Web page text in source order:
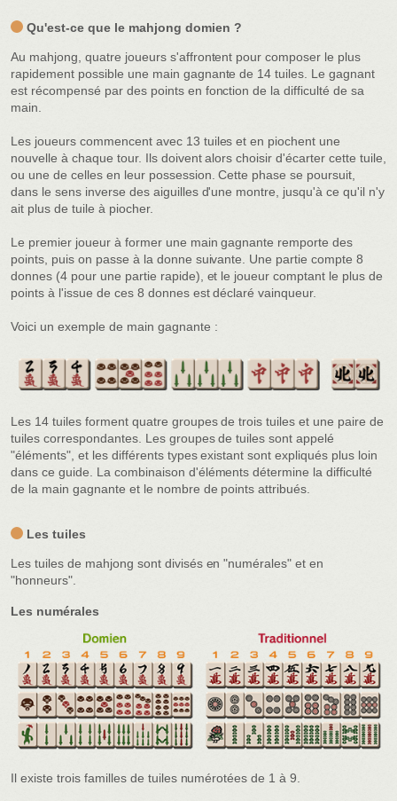
Qu'est-ce que le mahjong domien ?
Au mahjong, quatre joueurs s'affrontent pour composer le plus
rapidement possible une main gagnante de 14 tuiles. Le gagnant
est récompensé par des points en fonction de la difficulté de sa
main.
Les joueurs commencent avec 13 tuiles et en piochent une
nouvelle à chaque tour. Ils doivent alors choisir d'écarter cette tuile,
ou une de celles en leur possession. Cette phase se poursuit,
dans le sens inverse des aiguilles d'une montre, jusqu'à ce qu'il n'y
ait plus de tuile à piocher.
Le premier joueur à former une main gagnante remporte des
points, puis on passe à la donne suivante. Une partie compte 8
donnes (4 pour une partie rapide), et le joueur comptant le plus de
points à l'issue de ces 8 donnes est déclaré vainqueur.
Voici un exemple de main gagnante :
Les 14 tuiles forment quatre groupes de trois tuiles et une paire de
tuiles correspondantes. Les groupes de tuiles sont appelé
"éléments", et les différents types existant sont expliqués plus loin
dans ce guide. La combinaison d'éléments détermine la difficulté
de la main gagnante et le nombre de points attribués.
Les tuiles
Les tuiles de mahjong sont divisés en "numérales" et en
"honneurs".
Les numérales
Il existe trois familles de tuiles numérotées de 1 à 9.